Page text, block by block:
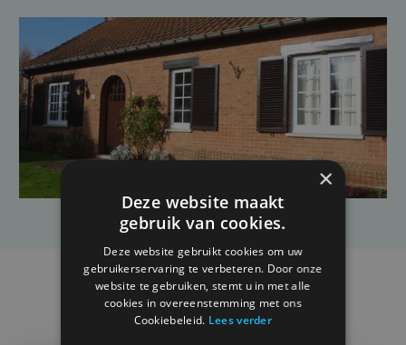
Projets pertinents
×
Deze website maakt
gebruik van cookies.
Deze website gebruikt cookies om uw
gebruikerservaring te verbeteren. Door onze
website te gebruiken, stemt u in met alle
cookies in overeenstemming met ons
Cookiebeleid. Lees verder